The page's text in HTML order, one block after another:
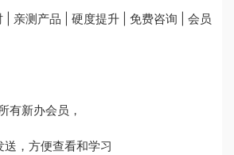
| 亲测产品 | 硬度提升 | 免费咨询 | 会员
有新办会员，
，方便查看和学习